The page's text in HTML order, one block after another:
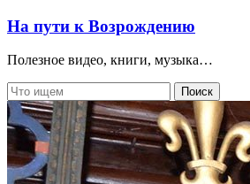
На пути к Возрождению
Полезное видео, книги, музыка…